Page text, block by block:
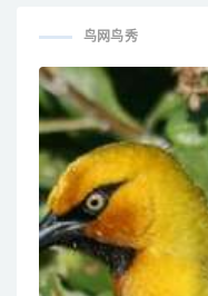
鸟网鸟秀